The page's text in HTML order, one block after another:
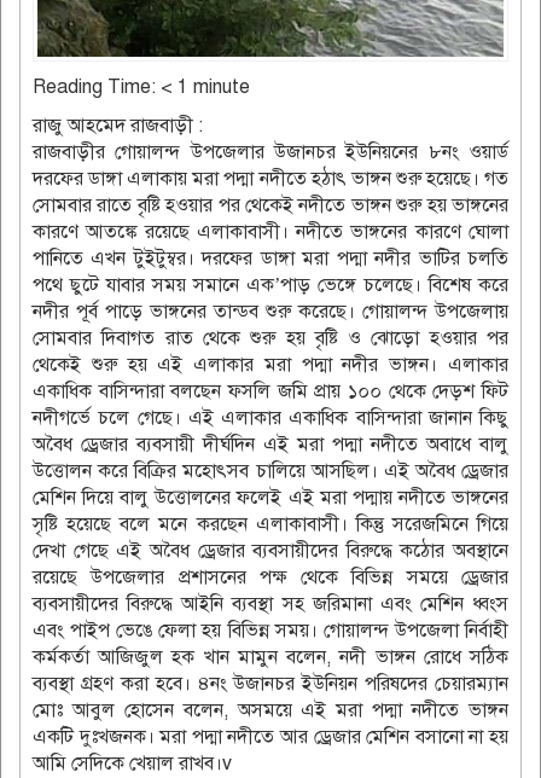
Reading Time: < 1 minute
রাজু আহমেদ রাজবাড়ী :
রাজবাড়ীর গোয়ালন্দ উপজেলার উজানচর ইউনিয়নের ৮নং ওয়ার্ড
দরফের ডাঙ্গা এলাকায় মরা পদ্মা নদীতে হঠাৎ ভাঙ্গন শুরু হয়েছে। গত
সোমবার রাতে বৃষ্টি হওয়ার পর থেকেই নদীতে ভাঙ্গন শুরু হয় ভাঙ্গনের
কারণে আতঙ্কে রয়েছে এলাকাবাসী। নদীতে ভাঙ্গনের কারণে ঘোলা
পানিতে এখন টুইটুম্বর। দরফের ডাঙ্গা মরা পদ্মা নদীর ভাটির চলতি
পথে ছুটে যাবার সময় সমানে এক’পাড় ভেঙ্গে চলেছে। বিশেষ করে
নদীর পূর্ব পাড়ে ভাঙ্গনের তান্ডব শুরু করেছে। গোয়ালন্দ উপজেলায়
সোমবার দিবাগত রাত থেকে শুরু হয় বৃষ্টি ও ঝোড়ো হওয়ার পর
থেকেই শুরু হয় এই এলাকার মরা পদ্মা নদীর ভাঙ্গন। এলাকার
একাধিক বাসিন্দারা বলছেন ফসলি জমি প্রায় ১০০ থেকে দেড়শ ফিট
নদীগর্ভে চলে গেছে। এই এলাকার একাধিক বাসিন্দারা জানান কিছু
অবৈধ ড্রেজার ব্যবসায়ী দীর্ঘদিন এই মরা পদ্মা নদীতে অবাধে বালু
উত্তোলন করে বিক্রির মহোৎসব চালিয়ে আসছিল। এই অবৈধ ড্রেজার
মেশিন দিয়ে বালু উত্তোলনের ফলেই এই মরা পদ্মায় নদীতে ভাঙ্গনের
সৃষ্টি হয়েছে বলে মনে করছেন এলাকাবাসী। কিন্তু সরেজমিনে গিয়ে
দেখা গেছে এই অবৈধ ড্রেজার ব্যবসায়ীদের বিরুদ্ধে কঠোর অবস্থানে
রয়েছে উপজেলার প্রশাসনের পক্ষ থেকে বিভিন্ন সময়ে ড্রেজার
ব্যবসায়ীদের বিরুদ্ধে আইনি ব্যবস্থা সহ জরিমানা এবং মেশিন ধ্বংস
এবং পাইপ ভেঙে ফেলা হয় বিভিন্ন সময়। গোয়ালন্দ উপজেলা নির্বাহী
কর্মকর্তা আজিজুল হক খান মামুন বলেন, নদী ভাঙ্গন রোধে সঠিক
ব্যবস্থা গ্রহণ করা হবে। ৪নং উজানচর ইউনিয়ন পরিষদের চেয়ারম্যান
মোঃ আবুল হোসেন বলেন, অসময়ে এই মরা পদ্মা নদীতে ভাঙ্গন
একটি দুঃখজনক। মরা পদ্মা নদীতে আর ড্রেজার মেশিন বসানো না হয়
আমি সেদিকে খেয়াল রাখব।v